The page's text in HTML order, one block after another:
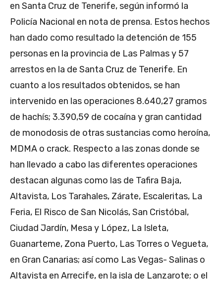
en Santa Cruz de Tenerife, según informó la
Policía Nacional en nota de prensa. Estos hechos
han dado como resultado la detención de 155
personas en la provincia de Las Palmas y 57
arrestos en la de Santa Cruz de Tenerife. En
cuanto a los resultados obtenidos, se han
intervenido en las operaciones 8.640,27 gramos
de hachís; 3.390,59 de cocaína y gran cantidad
de monodosis de otras sustancias como heroína,
MDMA o crack. Respecto a las zonas donde se
han llevado a cabo las diferentes operaciones
destacan algunas como las de Tafira Baja,
Altavista, Los Tarahales, Zárate, Escaleritas, La
Feria, El Risco de San Nicolás, San Cristóbal,
Ciudad Jardín, Mesa y López, La Isleta,
Guanarteme, Zona Puerto, Las Torres o Vegueta,
en Gran Canarias; así como Las Vegas- Salinas o
Altavista en Arrecife, en la isla de Lanzarote; o el